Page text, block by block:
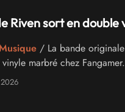
Riven sort en
/ La bande originale
marbré chez Fangamer.